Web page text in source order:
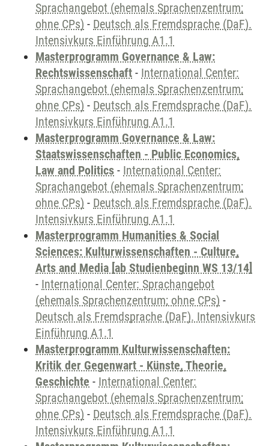
Sprachangebot (ehemals Sprachenzentrum;
ohne CPs) - Deutsch als Fremdsprache (DaF).
Intensivkurs Einführung A1.1
Masterprogramm Governance & Law:
Rechtswissenschaft - International Center:
Sprachangebot (ehemals Sprachenzentrum;
ohne CPs) - Deutsch als Fremdsprache (DaF).
Intensivkurs Einführung A1.1
Masterprogramm Governance & Law:
Staatswissenschaften - Public Economics,
Law and Politics - International Center:
Sprachangebot (ehemals Sprachenzentrum;
ohne CPs) - Deutsch als Fremdsprache (DaF).
Intensivkurs Einführung A1.1
Masterprogramm Humanities & Social
Sciences: Kulturwissenschaften - Culture,
Arts and Media [ab Studienbeginn WS 13/14]
- International Center: Sprachangebot
(ehemals Sprachenzentrum; ohne CPs) -
Deutsch als Fremdsprache (DaF). Intensivkurs
Einführung A1.1
Masterprogramm Kulturwissenschaften:
Kritik der Gegenwart - Künste, Theorie,
Geschichte - International Center:
Sprachangebot (ehemals Sprachenzentrum;
ohne CPs) - Deutsch als Fremdsprache (DaF).
Intensivkurs Einführung A1.1